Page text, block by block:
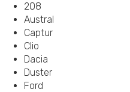
208
Austral
Captur
Clio
Dacia
Duster
Ford